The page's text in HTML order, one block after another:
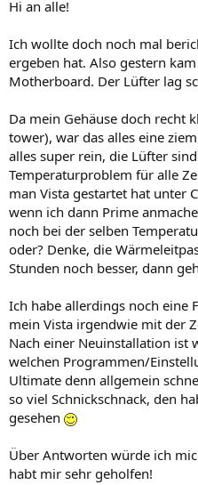
Hi an alle!
Ich wollte doch noch mal
ergeben hat. Also gestern
Motherboard. Der Lüfter lag
Da mein Gehäuse doch recht
tower), war das alles eine
alles super rein, die Lüfter
Temperaturproblem für alle
man Vista gestartet hat unter
wenn ich dann Prime
noch bei der selben
oder? Denke, die
Stunden noch besser, dann
Ich habe allerdings noch eine
mein Vista irgendwie mit der
Nach einer Neuinstallation ist
welchen Programmen/
Ultimate denn allgemein
so viel Schnickschnack, den
gesehen
Über Antworten würde ich
habt mir sehr geholfen!